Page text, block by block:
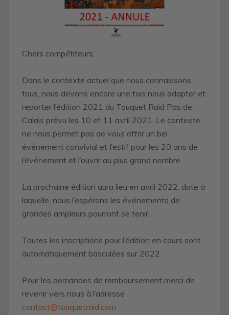
Chers compétiteurs,
Dans le contexte actuel que nous connaissons
tous, nous devons encore une fois nous adapter et
reporter l’édition 2021 du Touquet Raid Pas de
Calais prévu les 10 et 11 avril 2021. Le contexte
ne nous permet pas de vous offrir un bel
événement convivial et festif pour les 20 ans de
l’événement et l’ouvrir au plus grand nombre.
La prochaine édition aura lieu en avril 2022, date à
laquelle, nous l’espérons les événements de
grandes ampleurs pourront se tenir.
Toutes les inscriptions pour l’édition en cours sont
automatiquement basculées sur 2022.
Pour les demandes de remboursement merci de
revenir vers nous à l’adresse
contact@touquetraid.com